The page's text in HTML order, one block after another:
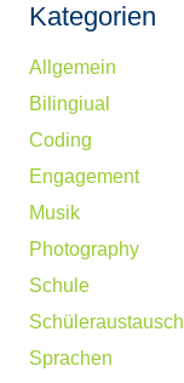
Kategorien
Allgemein
Bilingiual
Coding
Engagement
Musik
Photography
Schule
Schüleraustausch
Sprachen